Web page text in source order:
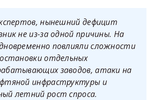
нынешний дефицит
не из-за одной причины. На
повлияли сложности
отдельных
заводов, атаки на
инфраструктуры и
летний рост спроса.